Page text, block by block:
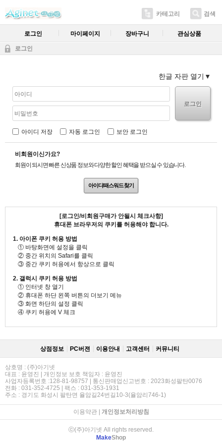
카테고리 검색
로그인 마이페이지 장바구니 관심상품
로그인
한글 자판 열기
로그인
아이디 저장 자동 로그인 보안 로그인
비회원이신가요?
회원이 되시면 빠른 신상품 정보와 다양한 할인 혜택을 받으실 수 있습니다.
아이디/패스워드 찾기
[로그인/비회원구매가 안될시 체크사항]
휴대폰 브라우저의 쿠키를 허용해야 합니다.
1. 아이폰 쿠키 허용 방법
① 바탕화면에 설정을 클릭
② 중간 위치의 Safari를 클릭
③ 중간 쿠키 허용에서 항상으로 클릭
2. 갤럭시 쿠키 허용 방법
① 인터넷 창 열기
② 휴대폰 하단 왼쪽 버튼의 더보기 메뉴
③ 화면 하단의 설정 클릭
④ 쿠키 허용에 V 체크
상점정보 PC버젼 이용안내 고객센터 커뮤니티
상호명 : (주)아기넷
대표 : 윤영진 | 개인정보 보호 책임자 : 윤영진
사업자등록번호 :128-81-98757 | 통신판매업신고번호 : 2023화성팔탄0076
전화 : 031-352-4725 | 팩스 : 031-353-1931
주소 : 경기도 화성시 팔탄면 율암길24번길10-3(율암리746-1)
이용약관| 개인정보처리방침
ⓒ(주)아기넷 All rights reserved.
MakeShop